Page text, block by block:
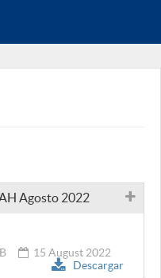
Agosto 2022
15 August 2022
Descargar